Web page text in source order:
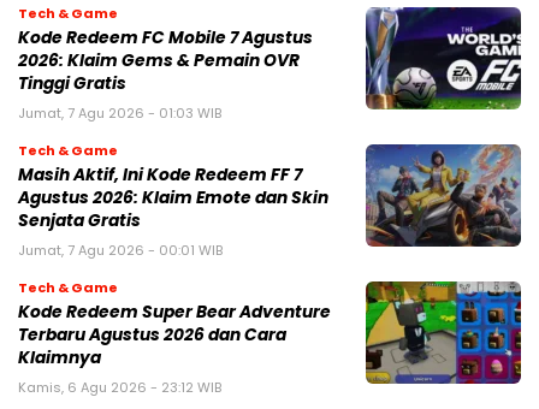
Tech & Game
Kode Redeem FC Mobile 7 Agustus
2026: Klaim Gems & Pemain OVR
Tinggi Gratis
Jumat, 7 Agu 2026 - 01:03 WIB
Tech & Game
Masih Aktif, Ini Kode Redeem FF 7
Agustus 2026: Klaim Emote dan Skin
Senjata Gratis
Jumat, 7 Agu 2026 - 00:01 WIB
Tech & Game
Kode Redeem Super Bear Adventure
Terbaru Agustus 2026 dan Cara
Klaimnya
Kamis, 6 Agu 2026 - 23:12 WIB